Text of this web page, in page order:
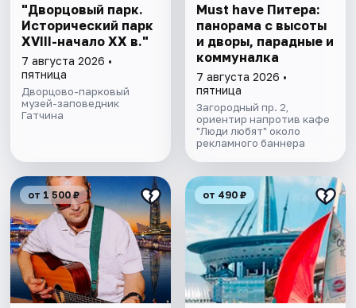
"Дворцовый парк.
Исторический парк
XVIII-начало XX в."
7 августа 2026 •
пятница
Дворцово-парковый
музей-заповедник
Гатчина
Must have Питера:
панорама с высоты
и дворы, парадные и
коммуналка
7 августа 2026 •
пятница
Загородный пр. 2,
ориентир напротив кафе
"Люди любят" около
рекламного баннера
от 1 500 ₽ от 490 ₽